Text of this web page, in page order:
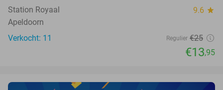
Station Royaal 9.6 star
Apeldoorn
Verkocht: 11
Regulier €25
€13,95